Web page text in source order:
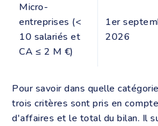
Micro-
entreprises (<
10 salariés et
CA ≤ 2 M €)
1er
2026
Pour savoir dans quelle
trois critères sont pris en
d'affaires et le total du bilan. Il